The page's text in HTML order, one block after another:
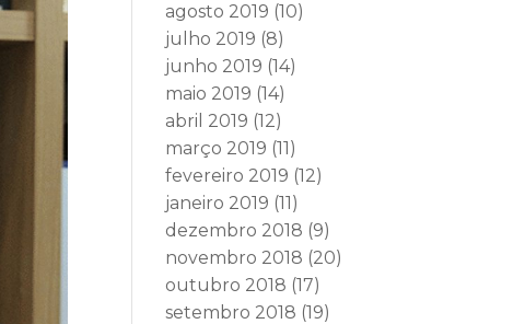
agosto 2019 (10)
julho 2019 (8)
junho 2019 (14)
maio 2019 (14)
abril 2019 (12)
março 2019 (11)
fevereiro 2019 (12)
janeiro 2019 (11)
dezembro 2018 (9)
novembro 2018 (20)
outubro 2018 (17)
setembro 2018 (19)